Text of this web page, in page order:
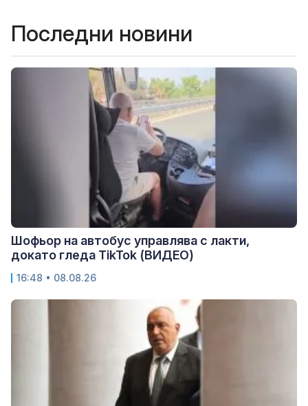
Последни новини
Шофьор на автобус управлява с лакти,
докато гледа TikTok (ВИДЕО)
16:48 • 08.08.26